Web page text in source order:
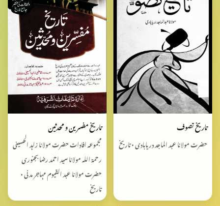
تاریخ تصوف
حضرت مولانا عبد الماجد دریابادی • تاریخ
تاریخ مفسرین و محدثین
مجموعہ افادات حضرت مولانا زاہد الحسینی
رحمۃ اللہ مولانا سید احمد رضا بجنوری
حضرت مولانا عبد القیوم مہاجر مدنی •
تاریخ